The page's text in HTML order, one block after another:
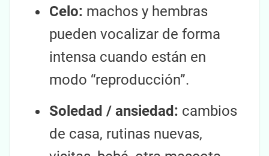
Celo: machos y hembras
pueden vocalizar de forma
intensa cuando están en
modo “reproducción”.
Soledad / ansiedad: cambios
de casa, rutinas nuevas,